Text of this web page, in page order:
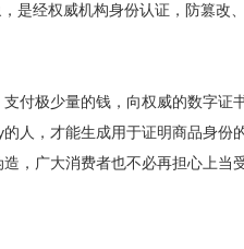
是经权威机构身份认证，防篡
付极少量的钱，向权威的数字
人，才能生成用于证明商品身份的
，广大消费者也不必再担心上当受